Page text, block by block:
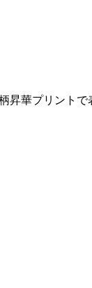
華プリント